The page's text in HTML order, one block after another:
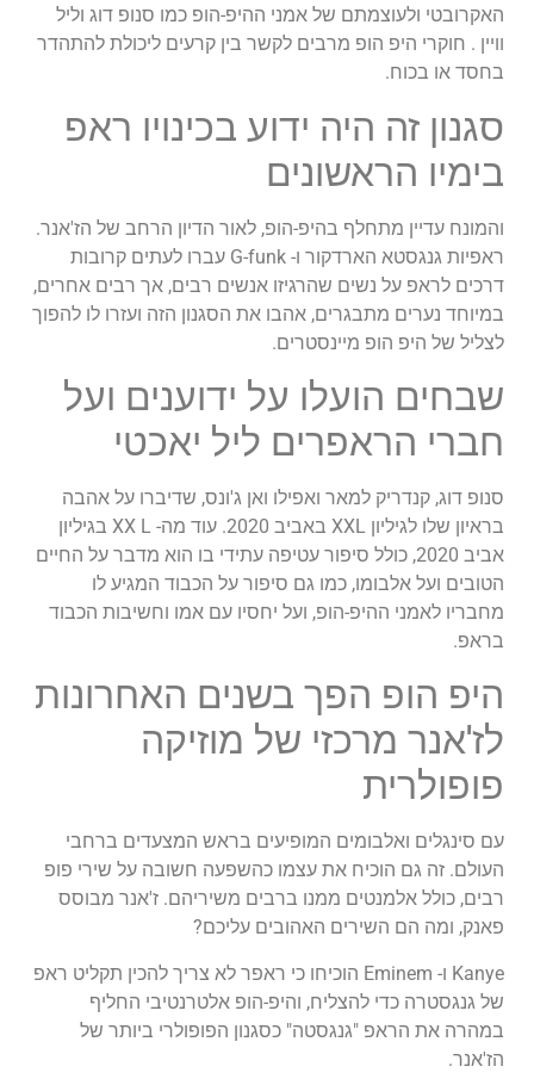
האקרובטי ולעוצמתם של אמני ההיפ-הופ כמו סנופ דוג וליל
וויין . חוקרי היפ הופ מרבים לקשר בין קרעים ליכולת להתהדר
בחסד או בכוח.
סגנון זה היה ידוע בכינויו ראפ
בימיו הראשונים
והמונח עדיין מתחלף בהיפ-הופ, לאור הדיון הרחב של הז'אנר.
ראפיות גנגסטא הארדקור ו- G-funk עברו לעתים קרובות
דרכים לראפ על נשים שהרגיזו אנשים רבים, אך רבים אחרים,
במיוחד נערים מתבגרים, אהבו את הסגנון הזה ועזרו לו להפוך
לצליל של היפ הופ מיינסטרים.
שבחים הועלו על ידוענים ועל
חברי הראפרים ליל יאכטי
סנופ דוג, קנדריק למאר ואפילו ואן ג'ונס, שדיברו על אהבה
בראיון שלו לגיליון XXL באביב 2020. עוד מה- XX L בגיליון
אביב 2020, כולל סיפור עטיפה עתידי בו הוא מדבר על החיים
הטובים ועל אלבומו, כמו גם סיפור על הכבוד המגיע לו
מחבריו לאמני ההיפ-הופ, ועל יחסיו עם אמו וחשיבות הכבוד
בראפ.
היפ הופ הפך בשנים האחרונות
לז'אנר מרכזי של מוזיקה
פופולרית
עם סינגלים ואלבומים המופיעים בראש המצעדים ברחבי
העולם. זה גם הוכיח את עצמו כהשפעה חשובה על שירי פופ
רבים, כולל אלמנטים ממנו ברבים משיריהם. ז'אנר מבוסס
פאנק, ומה הם השירים האהובים עליכם?
Kanye ו- Eminem הוכיחו כי ראפר לא צריך להכין תקליט ראפ
של גנגסטרה כדי להצליח, והיפ-הופ אלטרנטיבי החליף
במהרה את הראפ "גנגסטה" כסגנון הפופולרי ביותר של
הז'אנר.